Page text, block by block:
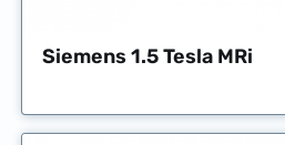
Siemens 1.5 Tesla MRi